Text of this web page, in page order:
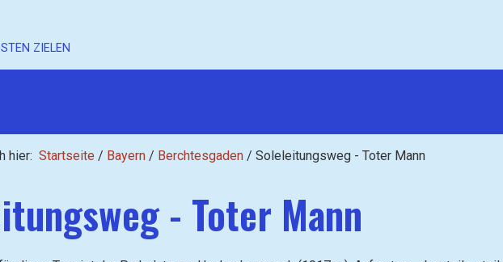
ZIELEN
hier: Startseite / Bayern / Berchtesgaden / Soleleitungsweg - Toter Mann
- Toter Mann